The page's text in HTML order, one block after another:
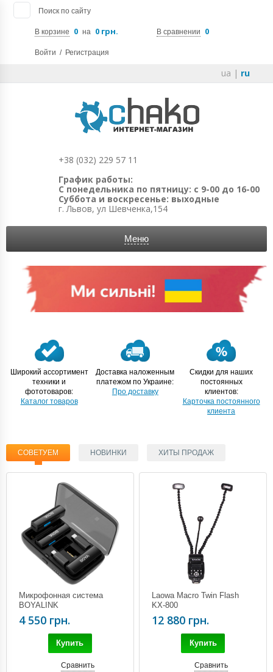
Поиск по сайту
В корзине 0 на 0 грн. В сравнении 0
Войти / Регистрация
ua | ru
+38 (032) 229 57 11
График работы:
С понедельника по пятницу: с 9-00 до 16-00
Суббота и воскресенье: выходные
г. Львов, ул Шевченка,154
Меню
Широкий ассортимент
техники и
фототоваров:
Каталог товаров
Доставка наложенным
платежом по Украине:
Про доставку
Скидки для наших
постоянных
клиентов:
Карточка постоянного
клиента
СОВЕТУЕМ НОВИНКИ ХИТЫ ПРОДАЖ
Микрофонная система
BOYALINK
4 550 грн.
Купить
Сравнить
Laowa Macro Twin Flash
KX-800
12 880 грн.
Купить
Сравнить